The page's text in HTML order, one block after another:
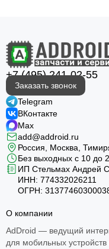
+7 (495) 241-02-55
Заказать звонок
Telegram
ВКонтакте
Max
add@addroid.ru
Россия, Москва,
Без выходных с 10 до
ИП Стельмах Андрей
ИНН: 774332026211
ОГРН:
О компании
AdDroid — ведущий
для мобильных